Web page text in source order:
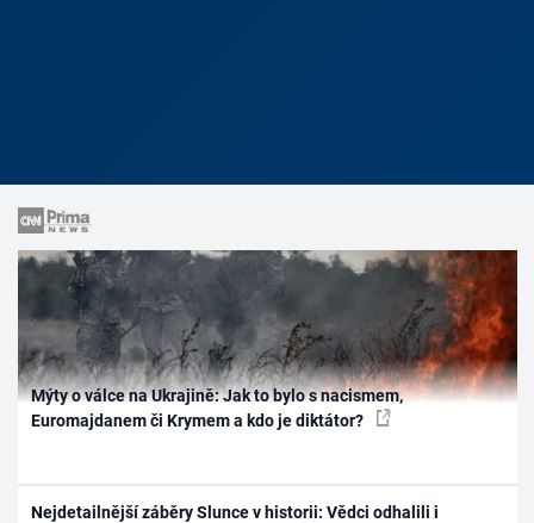
Mýty o válce na Ukrajině: Jak to bylo s nacismem,
Euromajdanem či Krymem a kdo je diktátor?
Nejdetailnější záběry Slunce v historii: Vědci odhalili i